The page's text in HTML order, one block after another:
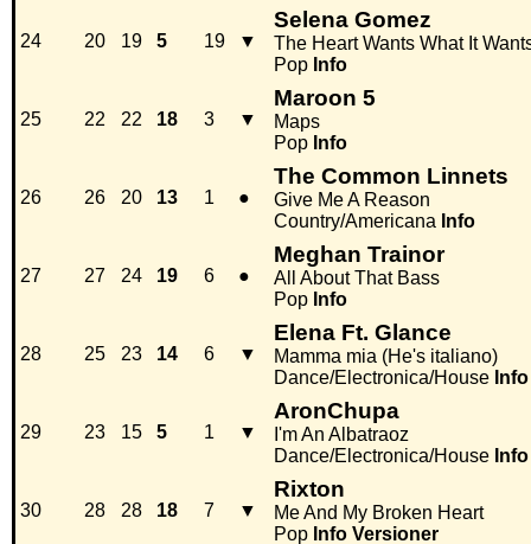
24 20 19 5 19 ▼
Selena Gomez
The Heart Wants What It
Pop Info
25 22 22 18 3 ▼
Maroon 5
Maps
Pop Info
26 26 20 13 1 ●
The Common Linnets
Give Me A Reason
Country/Americana Info
27 27 24 19 6 ●
Meghan Trainor
All About That Bass
Pop Info
28 25 23 14 6 ▼
Elena Ft. Glance
Mamma mia (He's italiano)
Dance/Electronica/House Info
29 23 15 5 1 ▼
AronChupa
I'm An Albatraoz
Dance/Electronica/House Info
30 28 28 18 7 ▼
Rixton
Me And My Broken Heart
Pop Info Versioner